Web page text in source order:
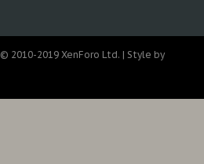
© 2010-2019 XenForo Ltd. | Style by